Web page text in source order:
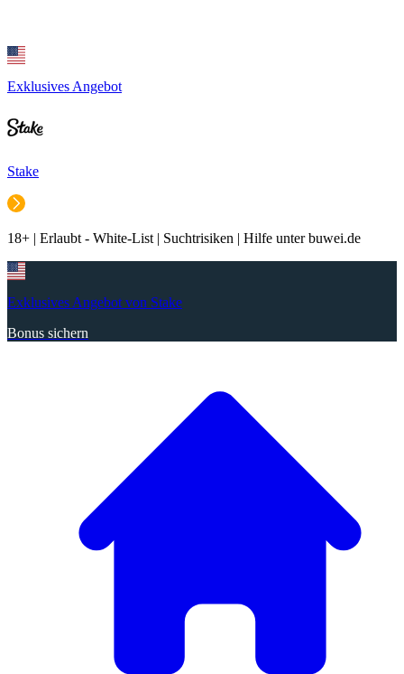
Exklusives Angebot
Stake
18+ | Erlaubt - White-List | Suchtrisiken | Hilfe unter buwei.de
Exklusives Angebot von Stake
Bonus sichern